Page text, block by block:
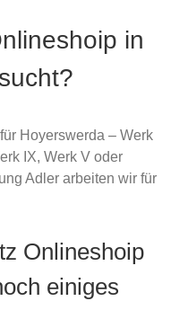
in
Hoyerswerda – Werk
IX, Werk V oder
Adler arbeiten wir für
Onlineshoip
einiges